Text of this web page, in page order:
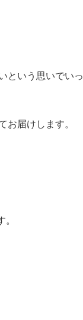
という思いでいっ
届けします。